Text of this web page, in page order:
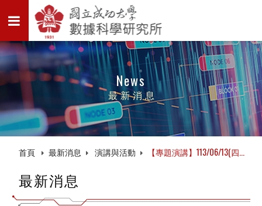
News
最新消息
首頁 最新消息 演講與活動 【專題演講】113/06/13(四...
最新消息